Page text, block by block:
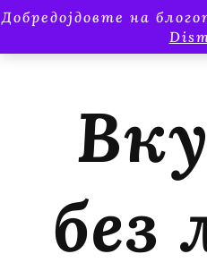
Добредојдовте на
без